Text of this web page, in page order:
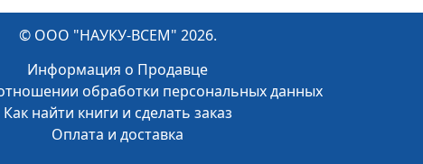
© ООО "НАУКУ-ВСЕМ" 2026.
Информация о Продавце
обработки персональных данных
Как найти книги и сделать заказ
Оплата и доставка